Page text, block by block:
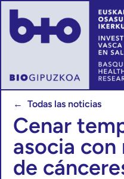
← Todas las noticias
Cenar
asocia con
de